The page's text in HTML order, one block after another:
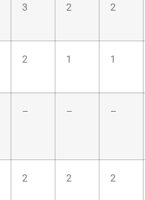
3 2 2
2 1 1
– – –
2 2 2